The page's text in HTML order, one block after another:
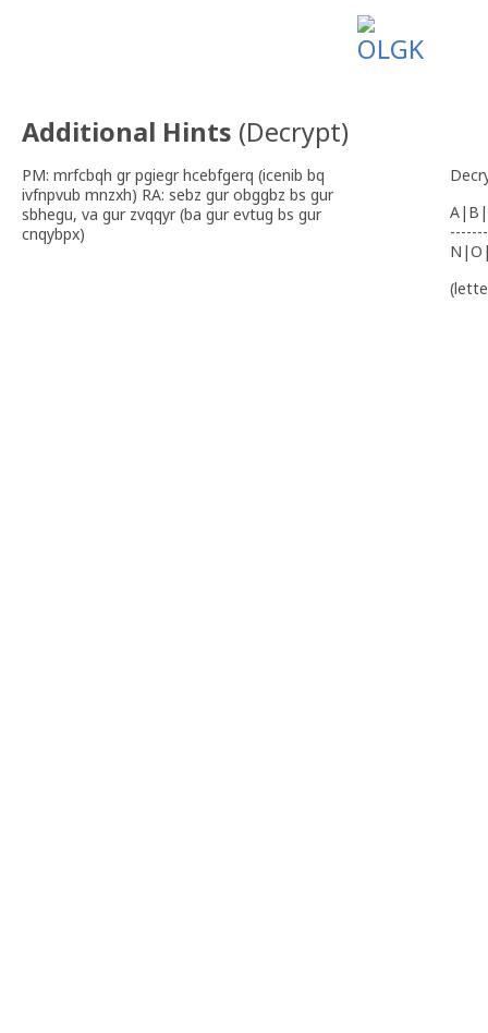
Additional Hints (Decrypt)
PM: mrfcbqh gr pgiegr hcebfgerq (icenib bq
ivfnpvub mnzxh) RA: sebz gur obggbz bs gur
sbhegu, va gur zvqqyr (ba gur evtug bs gur
cnqybpx)